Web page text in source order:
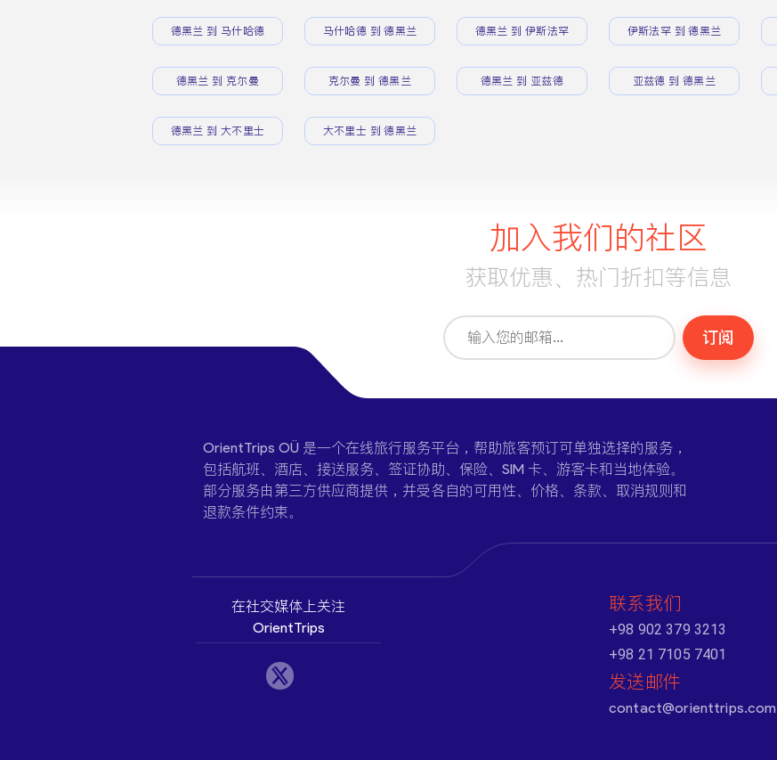
德黑兰 到 马什哈德 马什哈德 到 德黑兰 德黑兰 到 伊斯法罕 伊斯法罕 到 德黑兰
德黑兰 到 克尔曼 克尔曼 到 德黑兰 德黑兰 到 亚兹德 亚兹德 到 德黑兰
德黑兰 到 大不里士 大不里士 到 德黑兰
加入我们的社区
获取优惠、热门折扣等信息
订阅
OrientTrips OÜ 是一个在线旅行服务平台，帮助旅客预订可单独选择的服务，
包括航班、酒店、接送服务、签证协助、保险、SIM 卡、游客卡和当地体验。
部分服务由第三方供应商提供，并受各自的可用性、价格、条款、取消规则和
退款条件约束。
在社交媒体上关注
OrientTrips
联系我们
+98 902 379 3213
+98 21 7105 7401
发送邮件
contact@orienttrips.com